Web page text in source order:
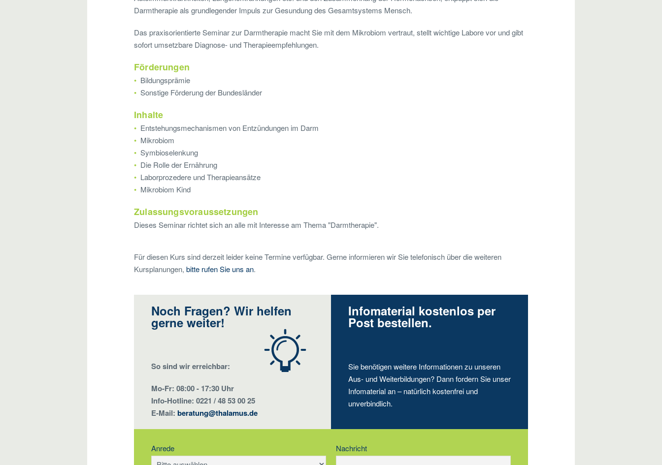
Darmtherapie als grundlegender Impuls zur Gesundung des Gesamtsystems Mensch.
Das praxisorientierte Seminar zur Darmtherapie macht Sie mit dem Mikrobiom vertraut, stellt wichtige Labore vor und gibt
sofort umsetzbare Diagnose- und Therapieempfehlungen.
Förderungen
Bildungsprämie
Sonstige Förderung der Bundesländer
Inhalte
Entstehungsmechanismen von Entzündungen im Darm
Mikrobiom
Symbioselenkung
Die Rolle der Ernährung
Laborprozedere und Therapieansätze
Mikrobiom Kind
Zulassungsvoraussetzungen
Dieses Seminar richtet sich an alle mit Interesse am Thema "Darmtherapie".
Für diesen Kurs sind derzeit leider keine Termine verfügbar. Gerne informieren wir Sie telefonisch über die weiteren
Kursplanungen, bitte rufen Sie uns an.
Noch Fragen? Wir helfen
gerne weiter!
So sind wir erreichbar:
Mo-Fr: 08:00 - 17:30 Uhr
Info-Hotline: 0221 / 48 53 00 25
E-Mail: beratung@thalamus.de
Infomaterial kostenlos per
Post bestellen.
Sie benötigen weitere Informationen zu unseren
Aus- und Weiterbildungen? Dann fordern Sie unser
Infomaterial an – natürlich kostenfrei und
unverbindlich.
Anrede Nachricht